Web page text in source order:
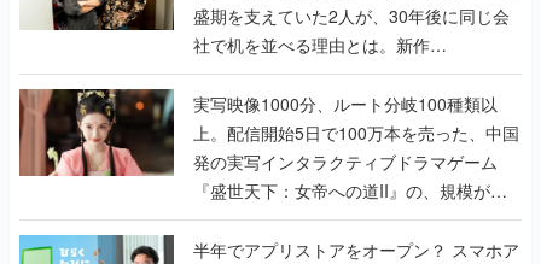
盛期を支えていた2人が、30年後に同じ会
社で机を並べる理由とは。新作
『TATSUJIN EXTREME』で初タッグを組
んだレジェンド2人に訊く開発秘話
実写映像1000分、ルート分岐100種類以
上。配信開始5日で100万本を売った、中国
発の実写インタラクティブドラマゲーム
『盛世天下：女帝への道II』の、規模が違
うこだわりをプロデューサーに聞いた
半年でアプリストアをオープン？ スマホア